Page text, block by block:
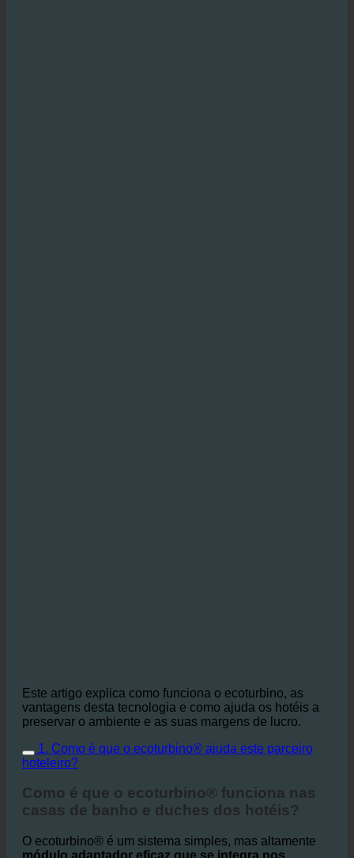
Este artigo explica como funciona o ecoturbino, as
vantagens desta tecnologia e como ajuda os hotéis a
preservar o ambiente e as suas margens de lucro.
1. Como é que o ecoturbino® ajuda este parceiro
hoteleiro?
casas de banho e duches dos hotéis?